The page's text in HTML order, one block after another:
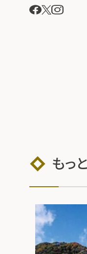
もっ